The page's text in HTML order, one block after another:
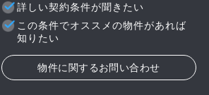
詳しい契約条件が聞きたい
この条件でオススメの物件があれば
知りたい
物件に関するお問い合わせ